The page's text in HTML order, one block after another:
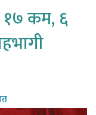
१७ कम, ६